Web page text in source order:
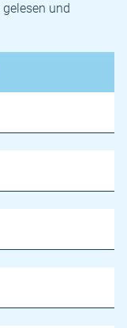
gelesen und